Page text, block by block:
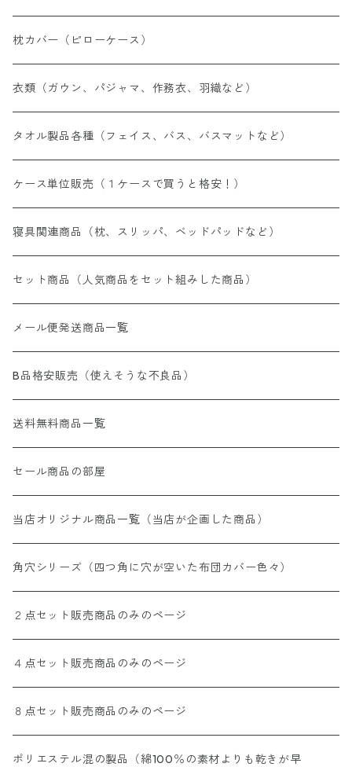
枕カバー（ピローケース）
衣類（ガウン、パジャマ、作務衣、羽織など）
タオル製品各種（フェイス、バス、バスマットなど）
ケース単位販売（１ケースで買うと格安！）
寝具関連商品（枕、スリッパ、ベッドパッドなど）
セット商品（人気商品をセット組みした商品）
メール便発送商品一覧
B品格安販売（使えそうな不良品）
送料無料商品一覧
セール商品の部屋
当店オリジナル商品一覧（当店が企画した商品）
角穴シリーズ（四つ角に穴が空いた布団カバー色々）
２点セット販売商品のみのページ
４点セット販売商品のみのページ
８点セット販売商品のみのページ
ポリエステル混の製品（綿100％の素材よりも乾きが早